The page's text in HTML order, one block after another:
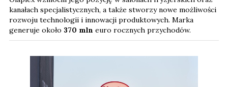
kanałach specjalistycznych, a także stworzy nowe możliwości
rozwoju technologii i innowacji produktowych. Marka
generuje około 370 mln euro rocznych przychodów.